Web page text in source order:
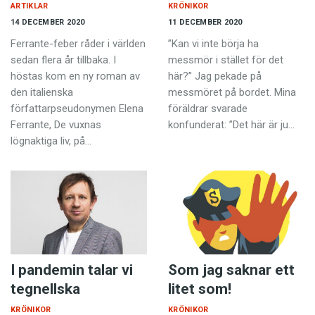
14 DECEMBER 2020
ARTIKLAR
Ferrante-feber råder i världen
sedan flera år tillbaka. I
höstas kom en ny roman av
den italienska
författarpseudonymen Elena
Ferrante, De vuxnas
lögnaktiga liv, på…
11 DECEMBER 2020
KRÖNIKOR
”Kan vi inte börja ha
messmör i stället för det
här?” Jag pekade på
messmöret på bordet. Mina
föräldrar svarade
konfunderat: ”Det här är ju…
I pandemin talar vi
tegnellska
KRÖNIKOR
Som jag saknar ett
litet som!
KRÖNIKOR